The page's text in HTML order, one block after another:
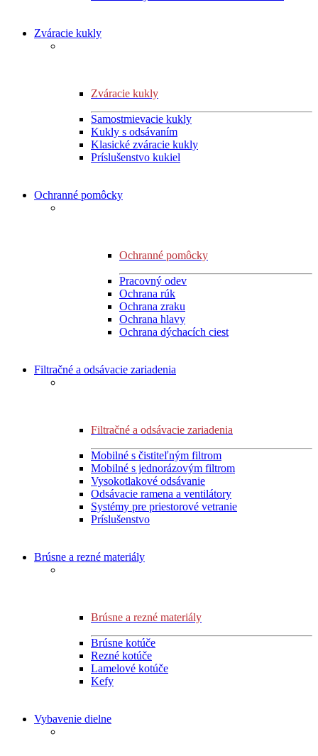
Zváracie kukly
Zváracie kukly
Samostmievacie kukly
Kukly s odsávaním
Klasické zváracie kukly
Príslušenstvo kukiel
Ochranné pomôcky
Ochranné pomôcky
Pracovný odev
Ochrana rúk
Ochrana zraku
Ochrana hlavy
Ochrana dýchacích ciest
Filtračné a odsávacie zariadenia
Filtračné a odsávacie zariadenia
Mobilné s čistiteľným filtrom
Mobilné s jednorázovým filtrom
Vysokotlakové odsávanie
Odsávacie ramena a ventilátory
Systémy pre priestorové vetranie
Príslušenstvo
Brúsne a rezné materiály
Brúsne a rezné materiály
Brúsne kotúče
Rezné kotúče
Lamelové kotúče
Kefy
Vybavenie dielne